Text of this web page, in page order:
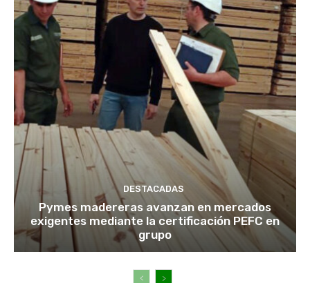
DESTACADAS
Pymes madereras avanzan en mercados
exigentes mediante la certificación PEFC en
grupo